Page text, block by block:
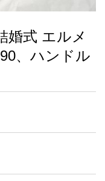
婚式 エルメ
、ハンドル